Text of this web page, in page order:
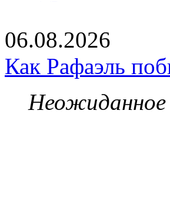
06.08.2026
Как Рафаэль
Неожиданное